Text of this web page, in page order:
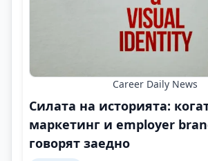
Career Daily News
Силата на историята:
маркетинг и employer
говорят заедно